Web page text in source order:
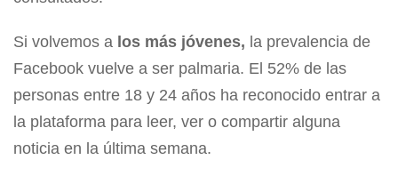
Si volvemos a los más jóvenes, la prevalencia de
Facebook vuelve a ser palmaria. El 52% de las
personas entre 18 y 24 años ha reconocido entrar a
la plataforma para leer, ver o compartir alguna
noticia en la última semana.